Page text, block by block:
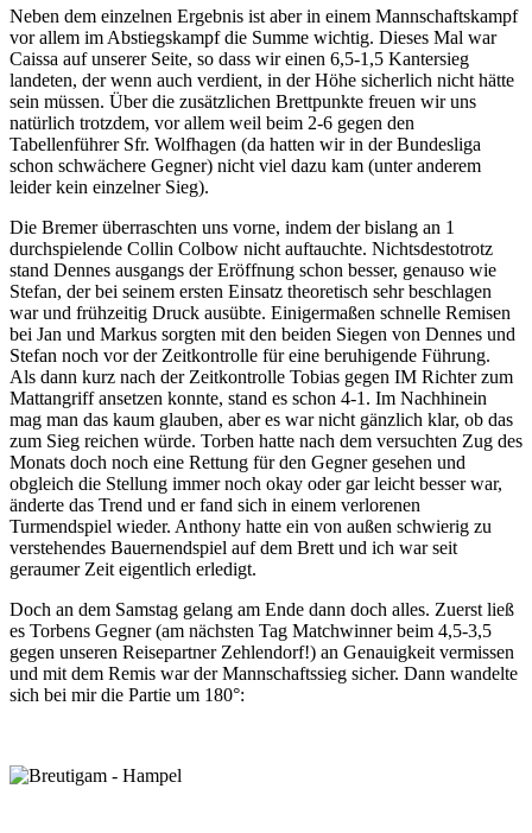
Neben dem einzelnen Ergebnis ist aber in einem Mannschaftskampf
vor allem im Abstiegskampf die Summe wichtig. Dieses Mal war
Caissa auf unserer Seite, so dass wir einen 6,5-1,5 Kantersieg
landeten, der wenn auch verdient, in der Höhe sicherlich nicht hätte
sein müssen. Über die zusätzlichen Brettpunkte freuen wir uns
natürlich trotzdem, vor allem weil beim 2-6 gegen den
Tabellenführer Sfr. Wolfhagen (da hatten wir in der Bundesliga
schon schwächere Gegner) nicht viel dazu kam (unter anderem
leider kein einzelner Sieg).
Die Bremer überraschten uns vorne, indem der bislang an 1
durchspielende Collin Colbow nicht auftauchte. Nichtsdestotrotz
stand Dennes ausgangs der Eröffnung schon besser, genauso wie
Stefan, der bei seinem ersten Einsatz theoretisch sehr beschlagen
war und frühzeitig Druck ausübte. Einigermaßen schnelle Remisen
bei Jan und Markus sorgten mit den beiden Siegen von Dennes und
Stefan noch vor der Zeitkontrolle für eine beruhigende Führung.
Als dann kurz nach der Zeitkontrolle Tobias gegen IM Richter zum
Mattangriff ansetzen konnte, stand es schon 4-1. Im Nachhinein
mag man das kaum glauben, aber es war nicht gänzlich klar, ob das
zum Sieg reichen würde. Torben hatte nach dem versuchten Zug des
Monats doch noch eine Rettung für den Gegner gesehen und
obgleich die Stellung immer noch okay oder gar leicht besser war,
änderte das Trend und er fand sich in einem verlorenen
Turmendspiel wieder. Anthony hatte ein von außen schwierig zu
verstehendes Bauernendspiel auf dem Brett und ich war seit
geraumer Zeit eigentlich erledigt.
Doch an dem Samstag gelang am Ende dann doch alles. Zuerst ließ
es Torbens Gegner (am nächsten Tag Matchwinner beim 4,5-3,5
gegen unseren Reisepartner Zehlendorf!) an Genauigkeit vermissen
und mit dem Remis war der Mannschaftssieg sicher. Dann wandelte
sich bei mir die Partie um 180°: